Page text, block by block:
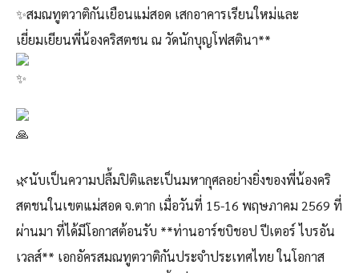
✨สมณทูตวาติกันเยือนแม่สอด เสกอาคารเรียนใหม่และ
เยี่ยมเยียนพี่น้องคริสตชน ณ วัดนักบุญโฟสตินา**
🌿นับเป็นความปลื้มปิติและเป็นมหากุศลอย่างยิ่งของพี่น้องคริ
สตชนในเขตแม่สอด จ.ตาก เมื่อวันที่ 15-16 พฤษภาคม 2569 ที่
ผ่านมา ที่ได้มีโอกาสต้อนรับ **ท่านอาร์ชบิชอป ปีเตอร์ ไบรอัน
เวลส์** เอกอัครสมณทูตวาติกันประจำประเทศไทย ในโอกาส